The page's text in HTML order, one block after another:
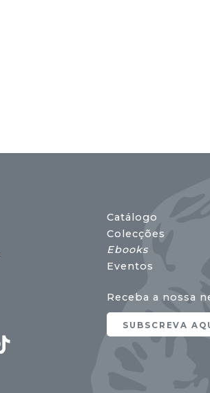
Catálogo
Colecções
Ebooks
Eventos
Receba a nossa
SUBSCREVA